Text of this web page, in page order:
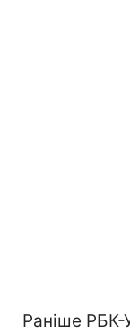
Раніше РБК-